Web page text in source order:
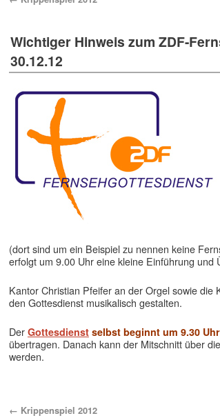
Wichtiger Hinweis zum ZDF-
30.12.12
(dort sind um ein Beispiel zu nennen keine
erfolgt um 9.00 Uhr eine kleine Einführung und
Kantor Christian Pfeifer an der Orgel sowie die
den Gottesdienst musikalisch gestalten.
Der Gottesdienst selbst beginnt um 9.30 Uhr
übertragen. Danach kann der Mitschnitt über
werden.
← Krippenspiel 2012